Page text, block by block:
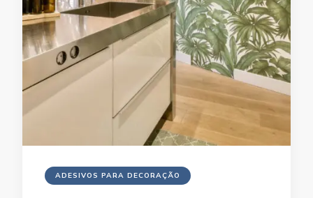
ADESIVOS PARA DECORAÇÃO